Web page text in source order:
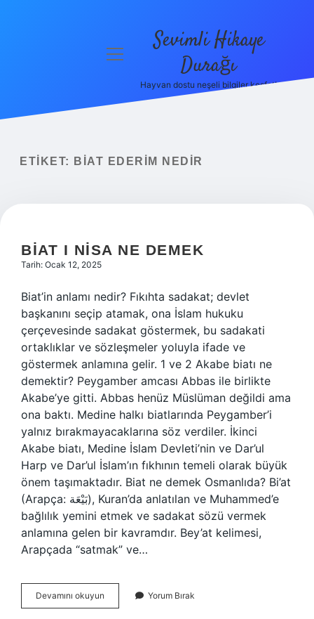
menüyü
Sevimli Hikaye
Durağı
Hayvan dostu neşeli bilgiler keşfet!
ETIKET: BIAT EDERIM NEDIR
BIAT I NISA NE DEMEK
Tarih: Ocak 12, 2025
Biat’in anlamı nedir? Fıkıhta sadakat; devlet
başkanını seçip atamak, ona İslam hukuku
çerçevesinde sadakat göstermek, bu sadakati
ortaklıklar ve sözleşmeler yoluyla ifade ve
göstermek anlamına gelir. 1 ve 2 Akabe biatı ne
demektir? Peygamber amcası Abbas ile birlikte
Akabe’ye gitti. Abbas henüz Müslüman değildi ama
ona baktı. Medine halkı biatlarında Peygamber’i
yalnız bırakmayacaklarına söz verdiler. İkinci
Akabe biatı, Medine İslam Devleti’nin ve Dar’ul
Harp ve Dar’ul İslam’ın fıkhının temeli olarak büyük
önem taşımaktadır. Biat ne demek Osmanlıda? Bi’at
(Arapça: بَيْعَة), Kuran’da anlatılan ve Muhammed’e
bağlılık yemini etmek ve sadakat sözü vermek
anlamına gelen bir kavramdır. Bey’at kelimesi,
Arapçada “satmak” ve…
Devamını okuyun
I
Yorum Bırak